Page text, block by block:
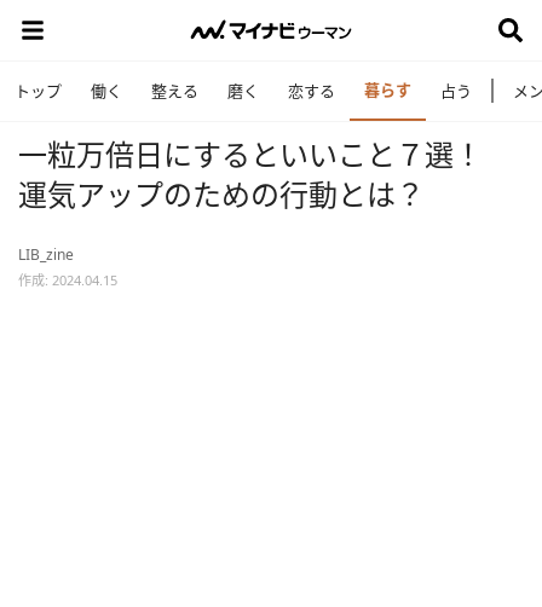
トップ 働く 整える 磨く 恋する 暮らす 占う メ
一粒万倍日にするといいこと７選！
運気アップのための行動とは？
LIB_zine
作成: 2024.04.15